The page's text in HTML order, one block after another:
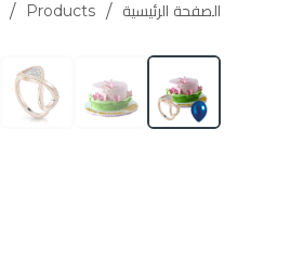
الصفحة الرئيسية /
Products
/